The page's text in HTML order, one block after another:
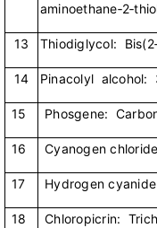
13 Thiodiglycol:
14 Pinacolyl
15 Phosgene:
16
17
18 Chloropicrin: